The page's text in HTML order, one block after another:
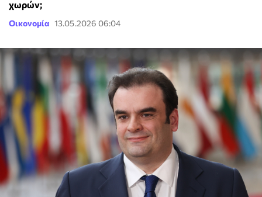
χωρών;
Οικονομία 13.05.2026 06:04